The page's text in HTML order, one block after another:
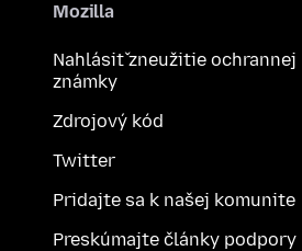
Mozilla
Nahlásiť zneužitie ochrannej
známky
Zdrojový kód
Twitter
Pridajte sa k našej komunite
Preskúmajte články podpory